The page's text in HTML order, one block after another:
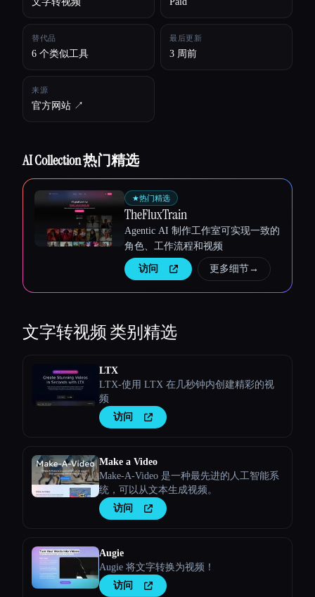
替代品
6 个类似工具
最后更新
3 周前
来源
官方网站 ↗︎
AI Collection 热门精选
★热门精选
TheFluxTrain
Agentic AI 制作工作室可实现一致的
角色、工作流程和视频
访问 更多细节→
文字转视频类别精选
LTX
LTX-使用 LTX 在几秒钟内创建精彩的视
频
访问
Make a Video
Make-A-Video 是一种最先进的人工智能系
统，可以从文本生成视频。
访问
Augie
Augie 将文字转换为视频！
访问